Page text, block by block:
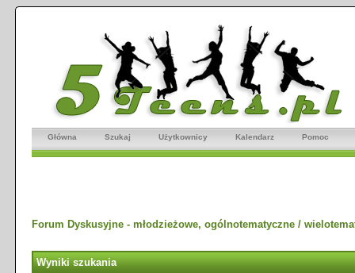
Główna Szukaj Użytkownicy Kalendarz Pomoc
Forum Dyskusyjne - młodzieżowe, ogólnotematyczne /
Wyniki szukania